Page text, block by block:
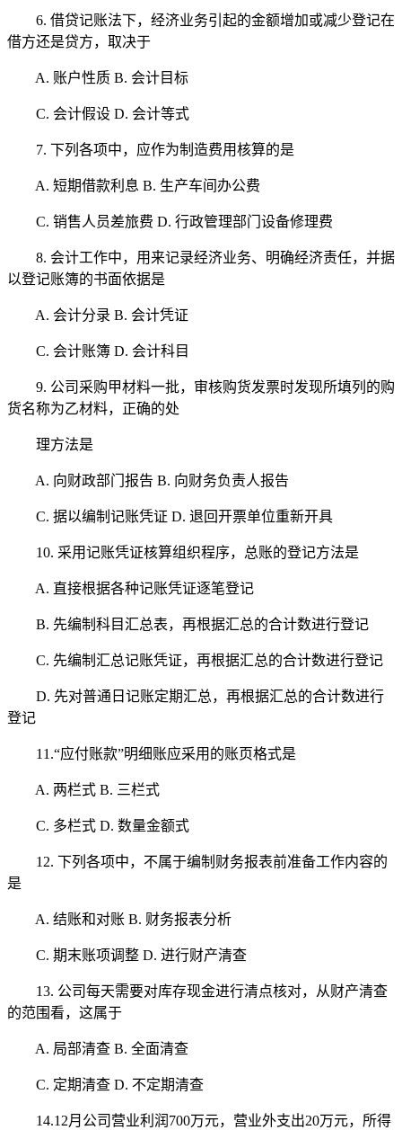
6. 借贷记账法下，经济业务引起的金额增加或减少登记在
借方还是贷方，取决于
A. 账户性质 B. 会计目标
C. 会计假设 D. 会计等式
7. 下列各项中，应作为制造费用核算的是
A. 短期借款利息 B. 生产车间办公费
C. 销售人员差旅费 D. 行政管理部门设备修理费
8. 会计工作中，用来记录经济业务、明确经济责任，并据
以登记账簿的书面依据是
A. 会计分录 B. 会计凭证
C. 会计账簿 D. 会计科目
9. 公司采购甲材料一批，审核购货发票时发现所填列的购
货名称为乙材料，正确的处
理方法是
A. 向财政部门报告 B. 向财务负责人报告
C. 据以编制记账凭证 D. 退回开票单位重新开具
10. 采用记账凭证核算组织程序，总账的登记方法是
A. 直接根据各种记账凭证逐笔登记
B. 先编制科目汇总表，再根据汇总的合计数进行登记
C. 先编制汇总记账凭证，再根据汇总的合计数进行登记
D. 先对普通日记账定期汇总，再根据汇总的合计数进行
登记
11.“应付账款”明细账应采用的账页格式是
A. 两栏式 B. 三栏式
C. 多栏式 D. 数量金额式
12. 下列各项中，不属于编制财务报表前准备工作内容的
是
A. 结账和对账 B. 财务报表分析
C. 期末账项调整 D. 进行财产清查
13. 公司每天需要对库存现金进行清点核对，从财产清查
的范围看，这属于
A. 局部清查 B. 全面清查
C. 定期清查 D. 不定期清查
14.12月公司营业利润700万元，营业外支出20万元，所得